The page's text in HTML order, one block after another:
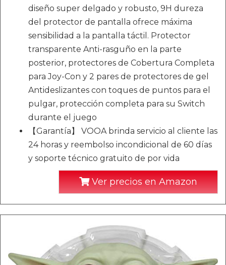
diseño super delgado y robusto, 9H dureza
del protector de pantalla ofrece máxima
sensibilidad a la pantalla táctil. Protector
transparente Anti-rasguño en la parte
posterior, protectores de Cobertura Completa
para Joy-Con y 2 pares de protectores de gel
Antideslizantes con toques de puntos para el
pulgar, protección completa para su Switch
durante el juego
【Garantía】 VOOA brinda servicio al cliente las
24 horas y reembolso incondicional de 60 días
y soporte técnico gratuito de por vida
Ver precios en Amazon